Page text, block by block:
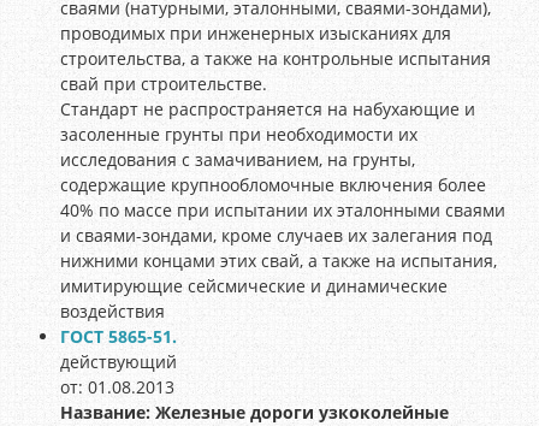
сваями (натурными, эталонными, сваями-зондами),
проводимых при инженерных изысканиях для
строительства, а также на контрольные испытания
свай при строительстве.
Стандарт не распространяется на набухающие и
засоленные грунты при необходимости их
исследования с замачиванием, на грунты,
содержащие крупнообломочные включения более
40% по массе при испытании их эталонными сваями
и сваями-зондами, кроме случаев их залегания под
нижними концами этих свай, а также на испытания,
имитирующие сейсмические и динамические
воздействия
ГОСТ 5865-51.
действующий
от: 01.08.2013
Название: Железные дороги узкоколейные